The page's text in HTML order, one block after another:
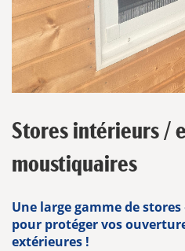
Stores intérieurs /
moustiquaires
Une large gamme de
pour protéger vos
extérieures !